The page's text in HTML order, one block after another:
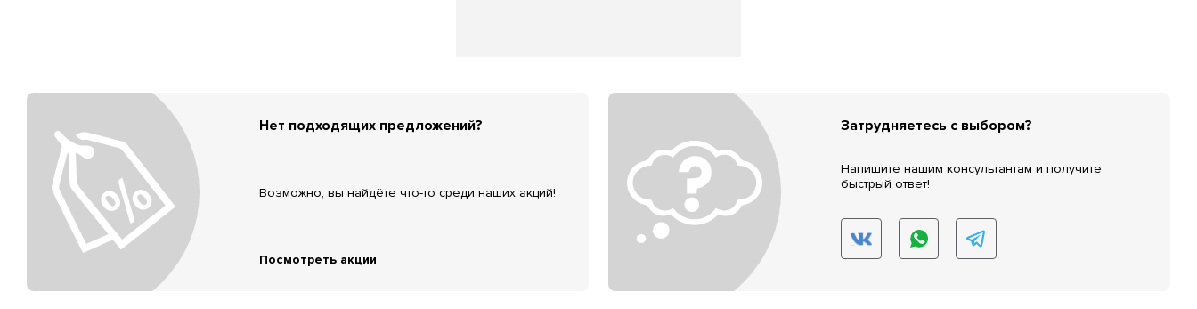
Нет подходящих предложений?
Возможно, вы найдёте что-то среди наших акций!
Посмотреть акции
Затрудняетесь с выбором?
Напишите нашим консультантам и получите
быстрый ответ!